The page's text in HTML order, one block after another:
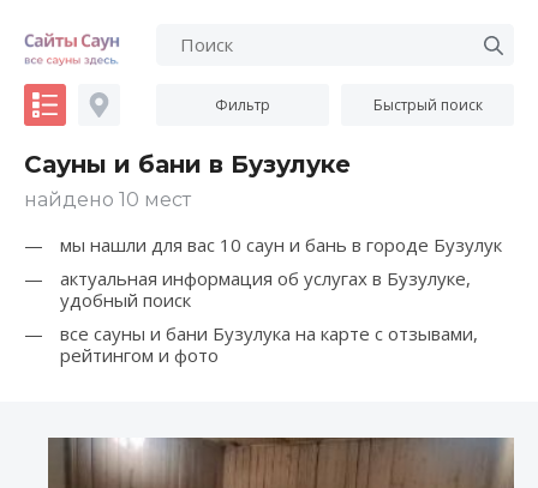
Фильтр Быстрый поиск
Сауны и бани в Бузулуке
найдено 10 мест
мы нашли для вас 10 саун и бань в городе Бузулук
актуальная информация об услугах в Бузулуке,
удобный поиск
все сауны и бани Бузулука на карте с отзывами,
рейтингом и фото